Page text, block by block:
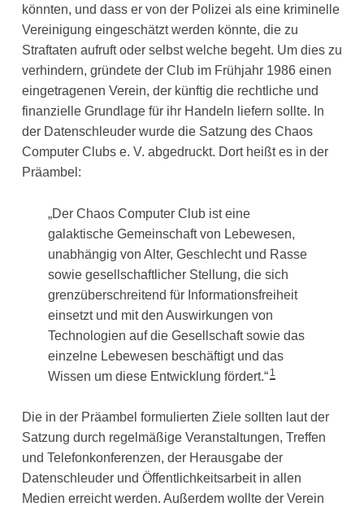
könnten, und dass er von der Polizei als eine kriminelle
Vereinigung eingeschätzt werden könnte, die zu
Straftaten aufruft oder selbst welche begeht. Um dies zu
verhindern, gründete der Club im Frühjahr 1986 einen
eingetragenen Verein, der künftig die rechtliche und
finanzielle Grundlage für ihr Handeln liefern sollte. In
der Datenschleuder wurde die Satzung des Chaos
Computer Clubs e. V. abgedruckt. Dort heißt es in der
Präambel:
„Der Chaos Computer Club ist eine
galaktische Gemeinschaft von Lebewesen,
unabhängig von Alter, Geschlecht und Rasse
sowie gesellschaftlicher Stellung, die sich
grenzüberschreitend für Informationsfreiheit
einsetzt und mit den Auswirkungen von
Technologien auf die Gesellschaft sowie das
einzelne Lebewesen beschäftigt und das
Wissen um diese Entwicklung fördert.“ 1
Die in der Präambel formulierten Ziele sollten laut der
Satzung durch regelmäßige Veranstaltungen, Treffen
und Telefonkonferenzen, der Herausgabe der
Datenschleuder und Öffentlichkeitsarbeit in allen
Medien erreicht werden. Außerdem wollte der Verein